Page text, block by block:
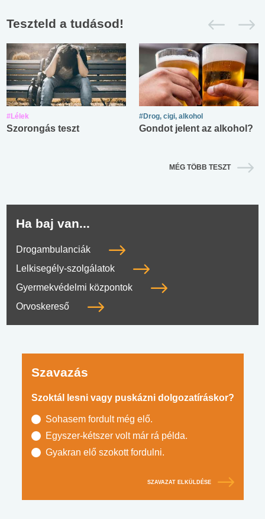
Teszteld a tudásod!
#Lélek
Szorongás teszt
#Drog, cigi, alkohol
Gondot jelent az alkohol?
MÉG TÖBB TESZT
Ha baj van...
Drogambulanciák
Lelkisegély-szolgálatok
Gyermekvédelmi központok
Orvoskereső
Szavazás
Szoktál lesni vagy puskázni dolgozatíráskor?
Sohasem fordult még elő.
Egyszer-kétszer volt már rá példa.
Gyakran elő szokott fordulni.
SZAVAZAT ELKÜLDÉSE